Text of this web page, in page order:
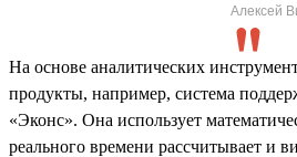
Алексей
На основе аналитических
продукты, например, система
«Эконс». Она использует
реального времени рассчитывает и